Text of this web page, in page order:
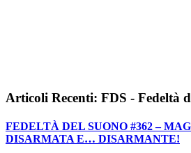
Articoli Recenti: FDS - Fedeltà
FEDELTÀ DEL SUONO #362 –
DISARMATA E… DISARMANTE!